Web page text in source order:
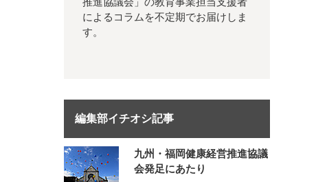
推進協議会」の教育事業担当支援者
によるコラムを不定期でお届けしま
す。
編集部イチオシ記事
九州・福岡健康経営推進協議
会発足にあたり